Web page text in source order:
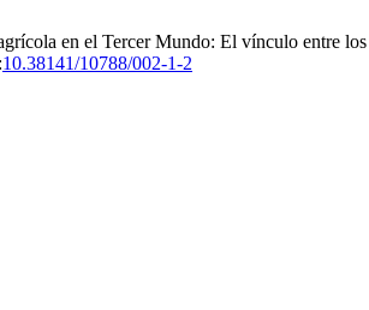
en el Tercer Mundo: El vínculo entre
10.38141/10788/002-1-2